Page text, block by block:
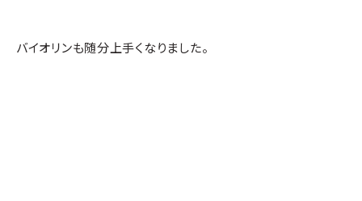
バイオリンも随分上手くなりました。